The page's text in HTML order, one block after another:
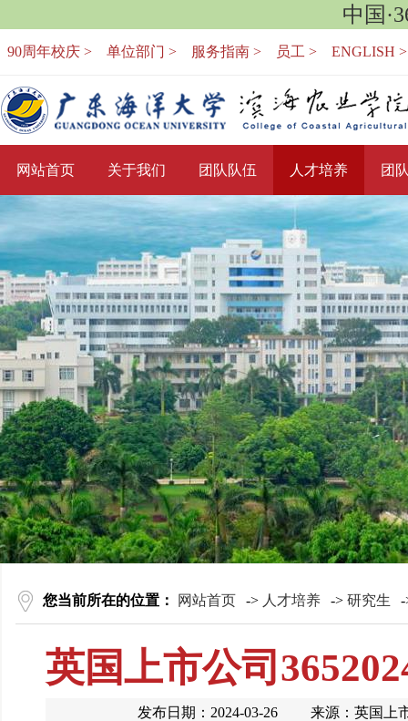
中国
90周年校庆 > 单位部门 > 服务指南 > 员工 > ENGLISH >
网站首页 关于我们 团队队伍 人才培养 团
您当前所在的位置： 网站首页 -> 人才培养 -> 研究生 -
英国上市公司
发布日期：2024-03-26 来源：英国上